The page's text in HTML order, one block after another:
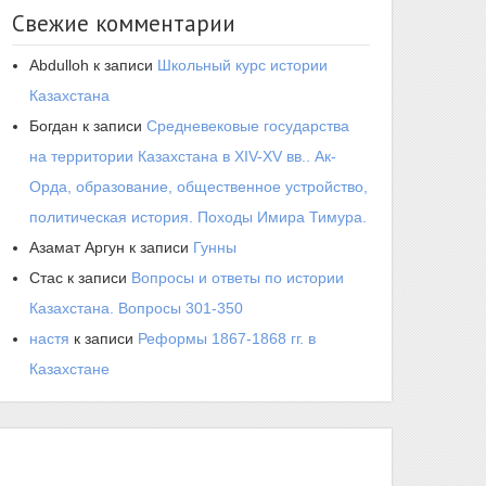
Свежие комментарии
Abdulloh к записи Школьный курс истории
Казахстана
Богдан к записи Средневековые государства
на территории Казахстана в XIV-XV вв.. Ак-
Орда, образование, общественное устройство,
политическая история. Походы Имира Тимура.
Азамат Аргун к записи Гунны
Стас к записи Вопросы и ответы по истории
Казахстана. Вопросы 301-350
настя к записи Реформы 1867-1868 гг. в
Казахстане